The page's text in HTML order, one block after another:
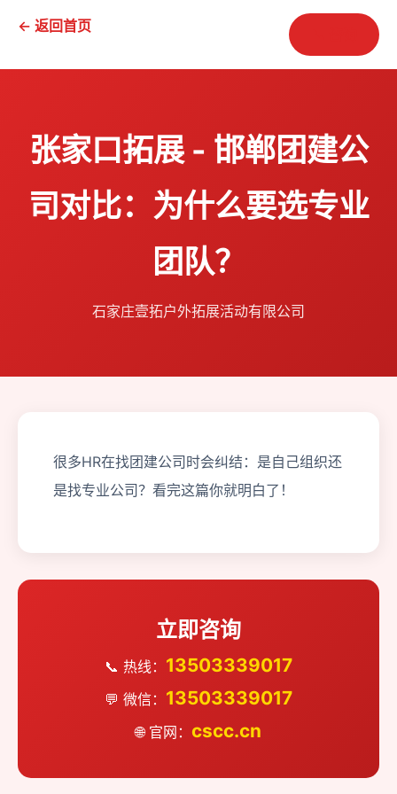
← 返回首页
张家口拓展 - 邯郸团建公
司对比：为什么要选专业
团队？
石家庄壹拓户外拓展活动有限公司
很多HR在找团建公司时会纠结：是自己组织还
是找专业公司？看完这篇你就明白了！
立即咨询
📞 热线： 13503339017
💬 微信： 13503339017
🌐 官网： cscc.cn